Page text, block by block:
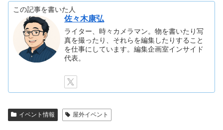
この記事を書いた人
佐々木康弘
ライター、時々カメラマン。物を書いたり写
真を撮ったり、それらを編集したりすること
を仕事にしています。編集企画室インサイド
代表。
イベント情報 屋外イベント